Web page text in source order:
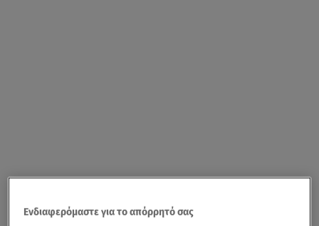
Ενδιαφερόμαστε για το απόρρητό σας